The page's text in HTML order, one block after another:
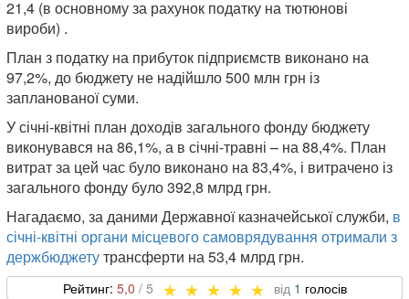
21,4 (в основному за рахунок податку на тютюнові
вироби) .
План з податку на прибуток підприємств виконано на
97,2%, до бюджету не надійшло 500 млн грн із
запланованої суми.
У січні-квітні план доходів загального фонду бюджету
виконувався на 86,1%, а в січні-травні – на 88,4%. План
витрат за цей час було виконано на 83,4%, і витрачено із
загального фонду було 392,8 млрд грн.
Нагадаємо, за даними Державної казначейської служби, в
січні-квітні органи місцевого самоврядування отримали з
держбюджетутрансферти на 53,4 млрд грн.
5,0 1